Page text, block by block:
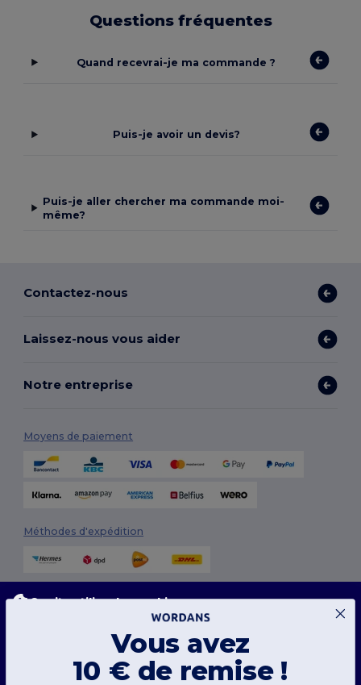
Questions fréquentes
Quand recevrai-je ma commande ?
Puis-je avoir un devis?
Puis-je aller chercher ma commande moi-
même?
Contactez-nous
Laissez-nous vous aider
Notre entreprise
Moyens de paiement
Méthodes d'expédition
Ce site utilise des cookies
Notre site web utilise des cookies propriétaires et tiers pour améliorer la fonctionnalité
expérience de navigation fluide et personnalisée, y compris du contenu adapté, des
interactions optimisées avec notre site web, et de la publicité.
Vous pouvez gérer vos préférences de cookies à tout moment. Les cookies essentiels
ne peuvent pas être désactivés car ils sont requis pour le bon fonctionnement du site.
Vous avez
10 € de remise !